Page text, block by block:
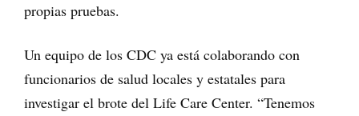
propias pruebas.
Un equipo de los CDC ya está colaborando con
funcionarios de salud locales y estatales para
investigar el brote del Life Care Center. “Tenemos